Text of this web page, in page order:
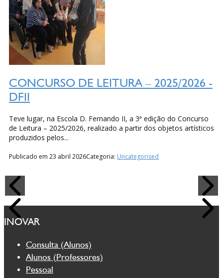
CONCURSO DE LEITURA – 2025/2026 -
DFII
Teve lugar, na Escola D. Fernando II, a 3ª edição do Concurso
de Leitura – 2025/2026, realizado a partir dos objetos artísticos
produzidos pelos...
Publicado em 23 abril 2026Categoria: Uncategorised
INOVAR
Consulta (Alunos)
Alunos (Professores)
Pessoal